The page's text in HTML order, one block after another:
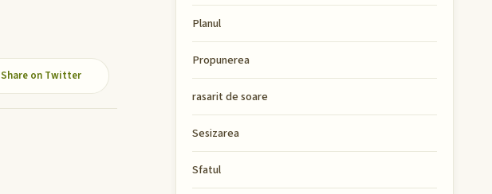
Share on Twitter
Planul
Propunerea
rasarit de soare
Sesizarea
Sfatul